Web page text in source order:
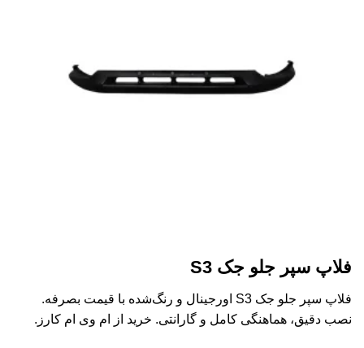
فلاپ سپر جلو جک S3
فلاپ سپر جلو جک S3 اورجینال و رنگ‌شده با قیمت بصرفه.
نصب دقیق، هماهنگی کامل و گارانتی. خرید از ام وی ام کارز.